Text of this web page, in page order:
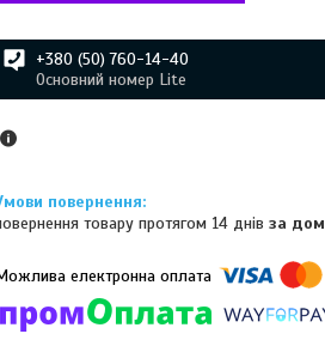
+380 (50) 760-14-40
Основний номер Lite
товару протягом 14 днівза